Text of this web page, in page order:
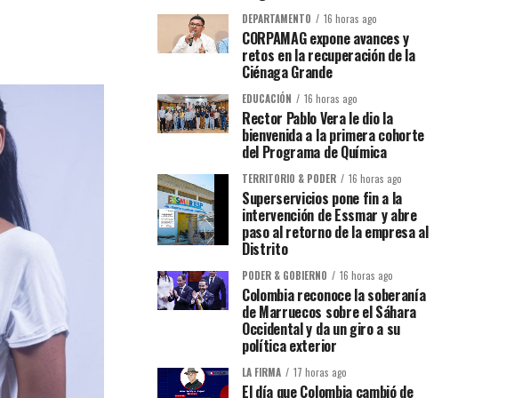
DEPARTAMENTO 16 horas ago
CORPAMAG expone avances y
retos en la recuperación de la
Ciénaga Grande
EDUCACIÓN 16 horas ago
Rector Pablo Vera le dio la
bienvenida a la primera cohorte
del Programa de Química
TERRITORIO & PODER 16 horas ago
Superservicios pone fin a la
intervención de Essmar y abre
paso al retorno de la empresa al
Distrito
PODER & GOBIERNO 16 horas ago
Colombia reconoce la soberanía
de Marruecos sobre el Sáhara
Occidental y da un giro a su
política exterior
LA FIRMA 17 horas ago
El día que Colombia cambió de